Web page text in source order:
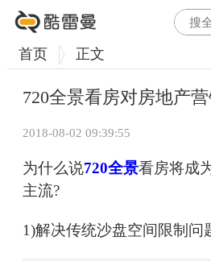
首页 正文
720全景看房对房地产
2018-08-02 09:39:55
为什么说720全景看房将成
主流?
1)解决传统沙盘空间限制问